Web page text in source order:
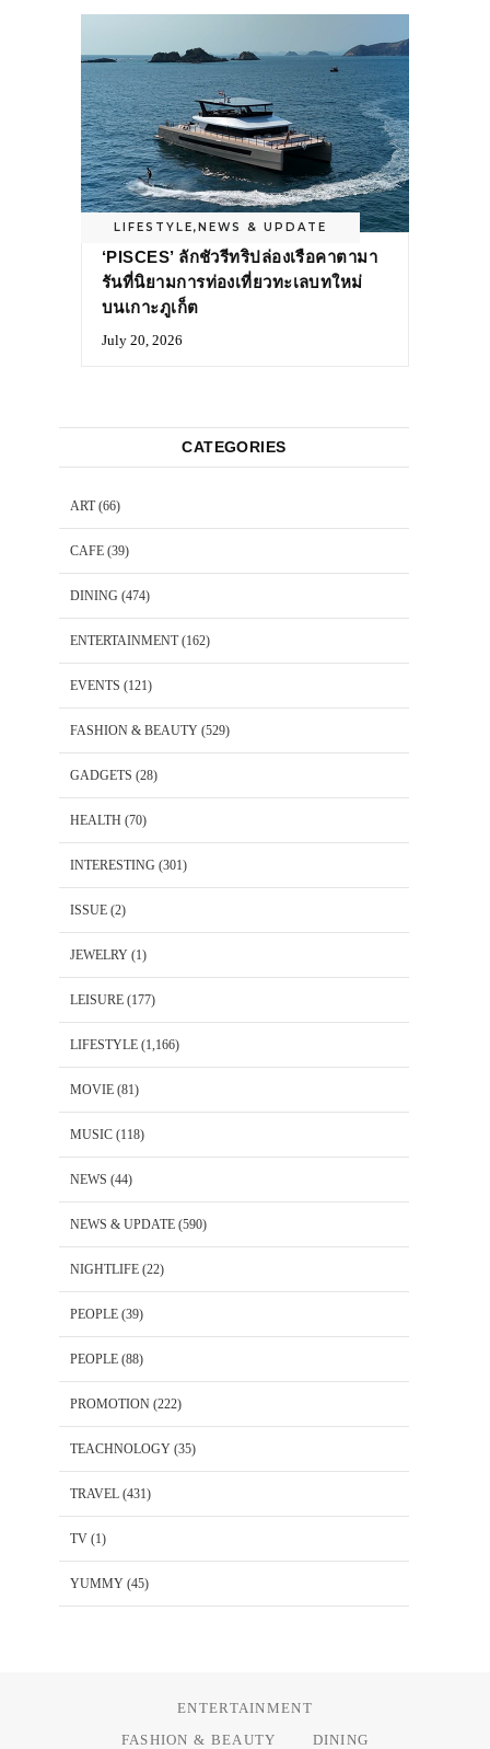
LIFESTYLE, NEWS & UPDATE
‘PISCES’ ลักชัวรีทริปล่องเรือคาตามา
รันที่นิยามการท่องเที่ยวทะเลบทใหม่
บนเกาะภูเก็ต
July 20, 2026
CATEGORIES
ART(66)
CAFE (39)
DINING (474)
ENTERTAINMENT(162)
EVENTS (121)
FASHION & BEAUTY (529)
GADGETS (28)
HEALTH (70)
INTERESTING (301)
ISSUE (2)
JEWELRY (1)
LEISURE (177)
LIFESTYLE (1,166)
MOVIE (81)
MUSIC (118)
NEWS (44)
NEWS & UPDATE (590)
NIGHTLIFE (22)
PEOPLE (39)
PEOPLE (88)
PROMOTION (222)
TEACHNOLOGY (35)
TRAVEL (431)
TV (1)
YUMMY (45)
ENTERTAINMENT
FASHION & BEAUTY
DINING